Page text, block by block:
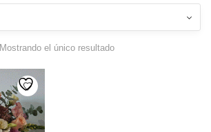
Mostrando el único resultado